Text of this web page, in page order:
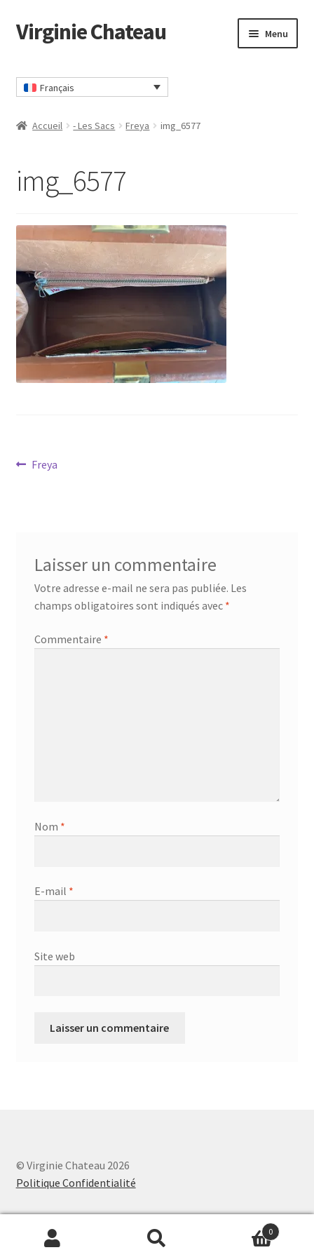
Passer
à
navigation
Passer
au
Virginie Chateau Menu
Contact
Panier
Politique Confidentialité
Virginie Chateau
Français
Accueil - Les Sacs Freya img_6577
img_6577
Navigation
Article
Freya
Laisser un commentaire
Votre adresse e-mail ne sera pas publiée. Les
champs obligatoires sont indiqués avec *
Commentaire *
Nom *
E-mail *
Site web
© Virginie Chateau 2026
Politique Confidentialité
Recherche
Recherche
0